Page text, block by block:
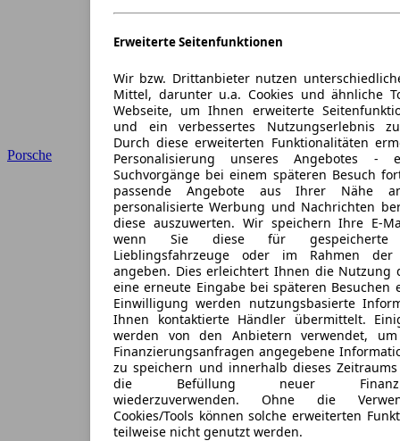
Erweiterte Seitenfunktionen
Wir bzw. Drittanbieter nutzen
Mittel, darunter u.a. Cookies und ähnliche
Webseite, um Ihnen erweiterte
und ein verbessertes Nutzungserlebnis
Durch diese erweiterten Funktionalitäten
Personalisierung unseres Angebotes
Suchvorgänge bei einem späteren Besuch
passende Angebote aus Ihrer Nähe
personalisierte Werbung und Nachrichten
diese auszuwerten. Wir speichern Ihre E-
wenn Sie diese für gespeicherte
Lieblingsfahrzeuge oder im Rahmen der
angeben. Dies erleichtert Ihnen die Nutzung
eine erneute Eingabe bei späteren
Einwilligung werden nutzungsbasierte
Ihnen kontaktierte Händler übermittelt.
werden von den Anbietern verwendet,
Finanzierungsanfragen angegebene
zu speichern und innerhalb dieses
die Befüllung neuer
wiederzuverwenden. Ohne die
Cookies/Tools können solche erweiterten
teilweise nicht genutzt werden.
Porsche